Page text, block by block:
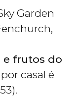
Garden
e frutos do
casal é